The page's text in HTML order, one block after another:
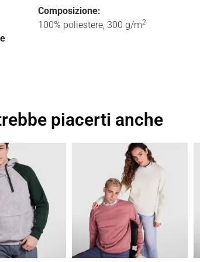
Composizione:
100% poliestere, 300 g/m2
piacerti anche
di
prezzo:
16,84 €
a
24,05 €
Fascia
di
prezzo:
11,90 €
a
17,00 €